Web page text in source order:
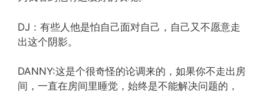
DJ：有些人他是怕自己面对自己，自己又不愿意走
出这个阴影。
DANNY:这是个很奇怪的论调来的，如果你不走出房
间，一直在房间里睡觉，始终是不能解决问题的，